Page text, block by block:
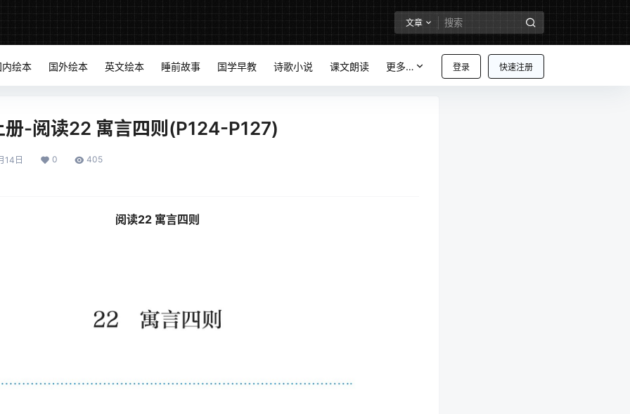
文章
登录 快速注册
内绘本 国外绘本 英文绘本 睡前故事 国学早教 诗歌小说 课文朗读 更多…
册-阅读22 寓言四则(P124-P127)
14日 0 405
阅读22 寓言四则